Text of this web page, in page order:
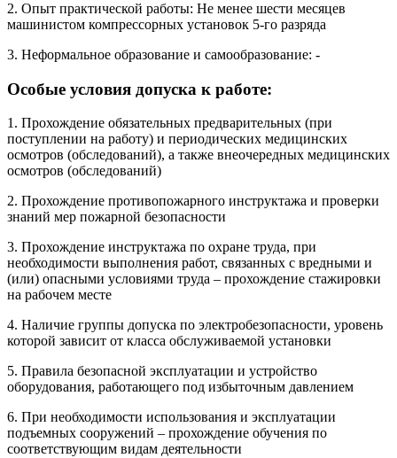
2. Опыт практической работы: Не менее шести месяцев
машинистом компрессорных установок 5-го разряда
3. Неформальное образование и самообразование: -
Особые условия допуска к работе:
1. Прохождение обязательных предварительных (при
поступлении на работу) и периодических медицинских
осмотров (обследований), а также внеочередных медицинских
осмотров (обследований)
2. Прохождение противопожарного инструктажа и проверки
знаний мер пожарной безопасности
3. Прохождение инструктажа по охране труда, при
необходимости выполнения работ, связанных с вредными и
(или) опасными условиями труда – прохождение стажировки
на рабочем месте
4. Наличие группы допуска по электробезопасности, уровень
которой зависит от класса обслуживаемой установки
5. Правила безопасной эксплуатации и устройство
оборудования, работающего под избыточным давлением
6. При необходимости использования и эксплуатации
подъемных сооружений – прохождение обучения по
соответствующим видам деятельности